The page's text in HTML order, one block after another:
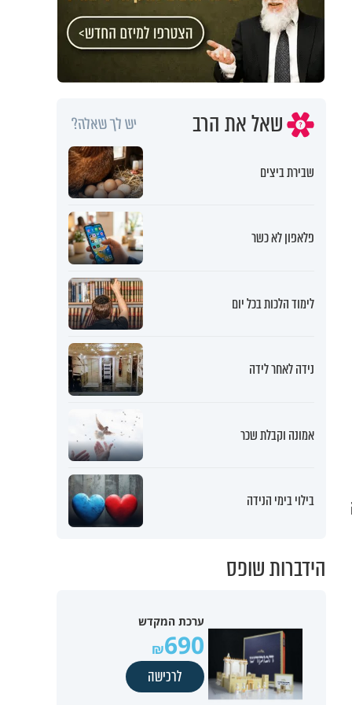
שאל את הרב יש לך שאלה?
שבירת ביצים
פלאפון לא כשר
לימוד הלכות בכל יום
נידה לאחר לידה
אמונה וקבלת שכר
בילוי בימי הנידה
הידברות שופס
ערכת המקדש
690
לרכישה